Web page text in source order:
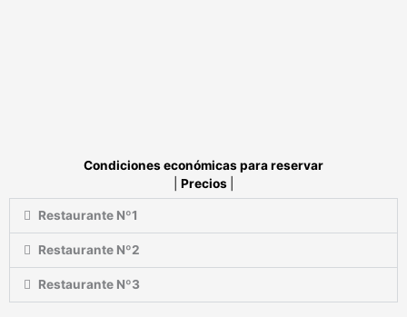
Condiciones económicas para reservar
Precios
Restaurante Nº1
Restaurante Nº2
Restaurante Nº3